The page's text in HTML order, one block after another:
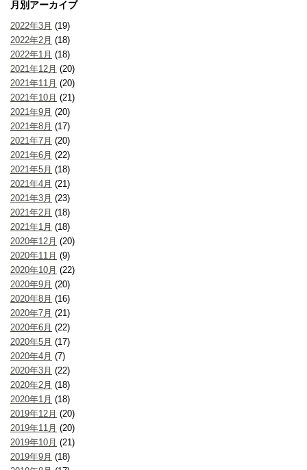
月別アーカイブ
2022年3月 (19)
2022年2月 (18)
2022年1月 (18)
2021年12月 (20)
2021年11月 (20)
2021年10月 (21)
2021年9月 (20)
2021年8月 (17)
2021年7月 (20)
2021年6月 (22)
2021年5月 (18)
2021年4月 (21)
2021年3月 (23)
2021年2月 (18)
2021年1月 (18)
2020年12月 (20)
2020年11月 (9)
2020年10月 (22)
2020年9月 (20)
2020年8月 (16)
2020年7月 (21)
2020年6月 (22)
2020年5月 (17)
2020年4月 (7)
2020年3月 (22)
2020年2月 (18)
2020年1月 (18)
2019年12月 (20)
2019年11月 (20)
2019年10月 (21)
2019年9月 (18)